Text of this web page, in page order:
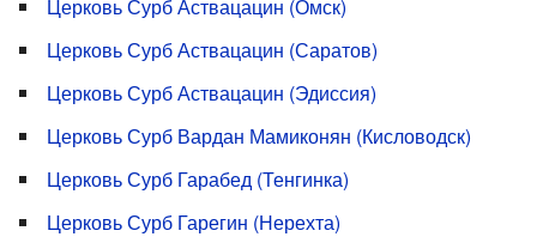
Церковь Сурб Аствацацин (Омск)
Церковь Сурб Аствацацин (Саратов)
Церковь Сурб Аствацацин (Эдиссия)
Церковь Сурб Вардан Мамиконян (Кисловодск)
Церковь Сурб Гарабед (Тенгинка)
Церковь Сурб Гарегин (Нерехта)